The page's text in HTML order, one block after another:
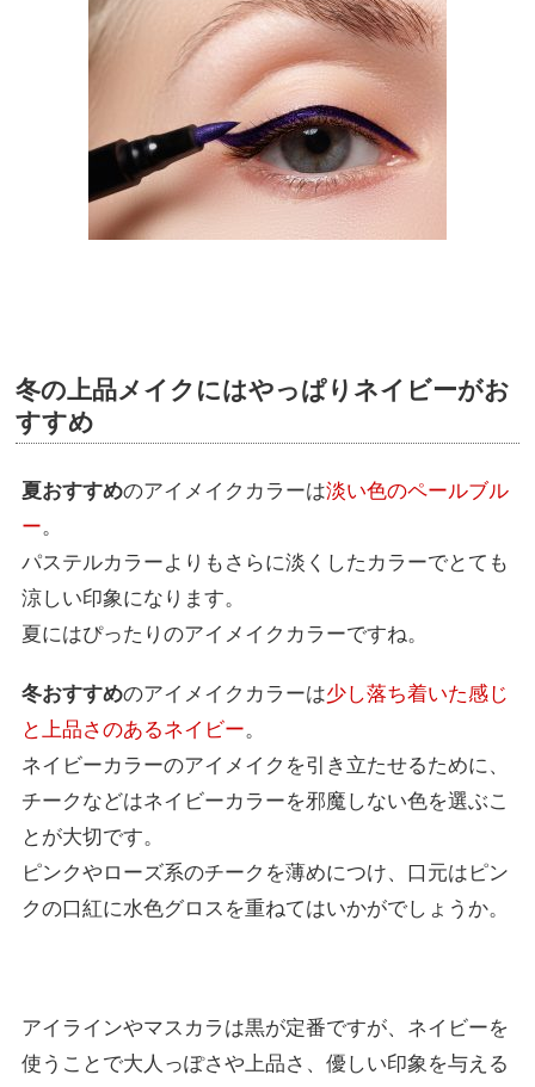
冬の上品メイクにはやっぱりネイビーがお
すすめ
夏おすすめのアイメイクカラーは淡い色のペールブル
ー。
パステルカラーよりもさらに淡くしたカラーでとても
涼しい印象になります。
夏にはぴったりのアイメイクカラーですね。
冬おすすめのアイメイクカラーは少し落ち着いた感じ
と上品さのあるネイビー。
ネイビーカラーのアイメイクを引き立たせるために、
チークなどはネイビーカラーを邪魔しない色を選ぶこ
とが大切です。
ピンクやローズ系のチークを薄めにつけ、口元はピン
クの口紅に水色グロスを重ねてはいかがでしょうか。
アイラインやマスカラは黒が定番ですが、ネイビーを
使うことで大人っぽさや上品さ、優しい印象を与える